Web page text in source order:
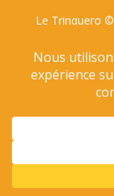
Le Trinquero ©